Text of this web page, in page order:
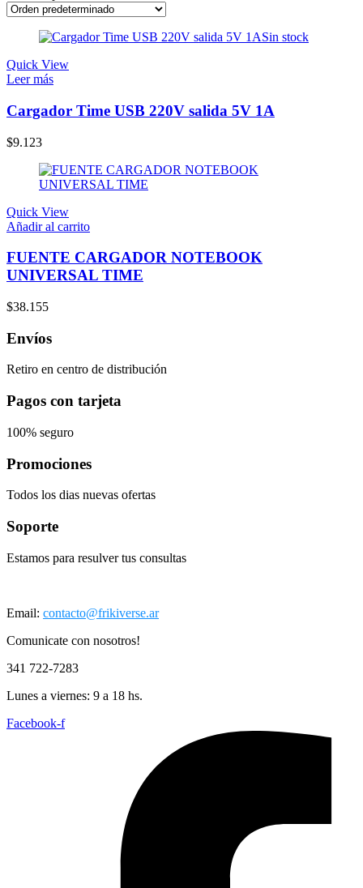
Sin stock
Quick View
Leer más
Cargador Time USB 220V salida 5V 1A
$9.123
Quick View
Añadir al carrito
FUENTE CARGADOR NOTEBOOK
UNIVERSAL TIME
$38.155
Envíos
Retiro en centro de distribución
Pagos con tarjeta
100% seguro
Promociones
Todos los dias nuevas ofertas
Soporte
Estamos para resulver tus consultas
Email: contacto@frikiverse.ar
Comunicate con nosotros!
341 722-7283
Lunes a viernes: 9 a 18 hs.
Facebook-f